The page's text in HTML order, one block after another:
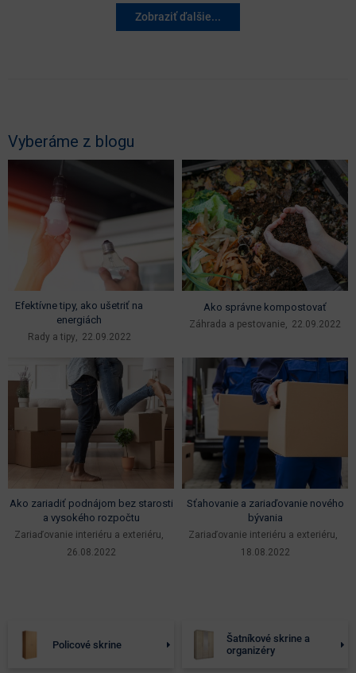
Zobraziť ďalšie...
Vyberáme z blogu
Efektívne tipy, ako ušetriť na
energiách
Rady a tipy 22.09.2022
Ako správne kompostovať
Záhrada a pestovanie 22.09.2022
Ako zariadiť podnájom bez starosti
a vysokého rozpočtu
Zariaďovanie interiéru a exteriéru
26.08.2022
Sťahovanie a zariaďovanie nového
bývania
Zariaďovanie interiéru a exteriéru
18.08.2022
Policové skrine
Šatníkové skrine a
organizéry